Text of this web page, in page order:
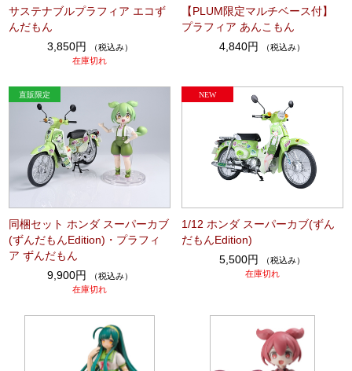
サステナブルプラフィア エコず
んだもん
3,850円
（税込み）
在庫切れ
【PLUM限定マルチベース付】
プラフィア あんこもん
4,840円
（税込み）
同梱セット ホンダ スーパーカブ
(ずんだもんEdition)・プラフィ
ア ずんだもん
9,900円
（税込み）
在庫切れ
1/12 ホンダ スーパーカブ(ずん
だもんEdition)
5,500円
（税込み）
在庫切れ